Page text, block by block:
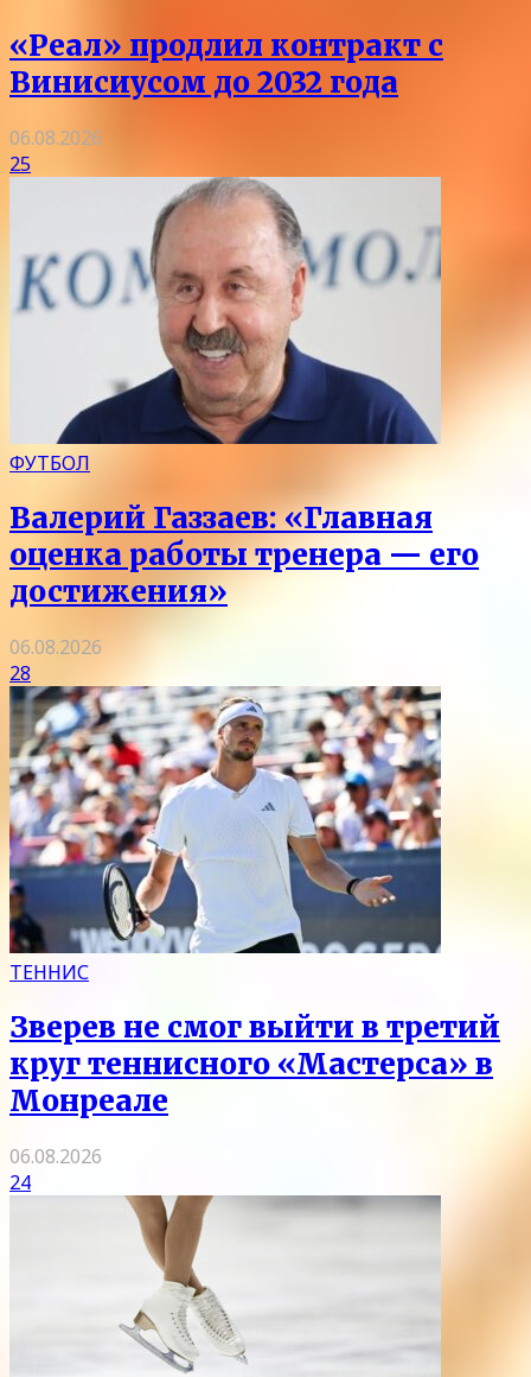
«Реал» продлил контракт с
Винисиусом до 2032 года
06.08.2026
25
ФУТБОЛ
Валерий Газзаев: «Главная
оценка работы тренера — его
достижения»
06.08.2026
28
ТЕННИС
Зверев не смог выйти в третий
круг теннисного «Мастерса» в
Монреале
06.08.2026
24